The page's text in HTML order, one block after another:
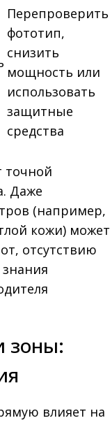
Перепроверить
фототип,
снизить
мощность или
использовать
защитные
средства
точной
Даже
(например,
кожи) может
отсутствию
зоны:
влияет на